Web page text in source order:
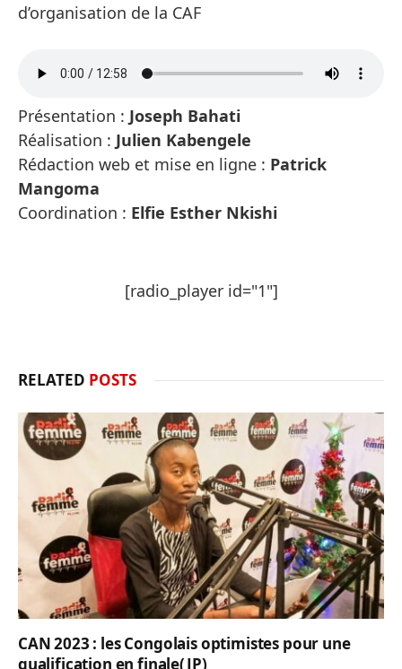
d’organisation de la CAF
Présentation : Joseph Bahati
Réalisation : Julien Kabengele
Rédaction web et mise en ligne : Patrick
Mangoma
Coordination : Elfie Esther Nkishi
[radio_player id="1"]
RELATED POSTS
CAN 2023 : les Congolais optimistes pour une
qualification en finale(JP)